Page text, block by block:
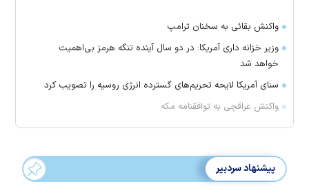
واکنش بقائی به سخنان ترامپ
وزیر خزانه داری آمریکا: در دو سال آینده تنگه هرمز بی‌اهمیت
خواهد شد
سنای آمریکا لایحه تحریم‌های گسترده انرژی روسیه را تصویب کرد
واکنش عراقچی به توافقنامه مکه
پیشنهاد سردبیر